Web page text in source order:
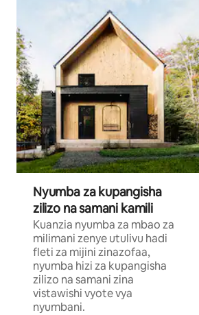
Nyumba za kupangisha
zilizo na samani kamili
Kuanzia nyumba za mbao za
milimani zenye utulivu hadi
fleti za mijini zinazofaa,
nyumba hizi za kupangisha
zilizo na samani zina
vistawishi vyote vya
nyumbani.